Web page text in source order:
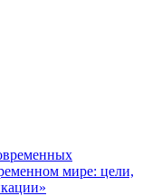
мире: цели,